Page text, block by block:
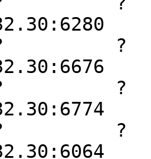
?
?
?